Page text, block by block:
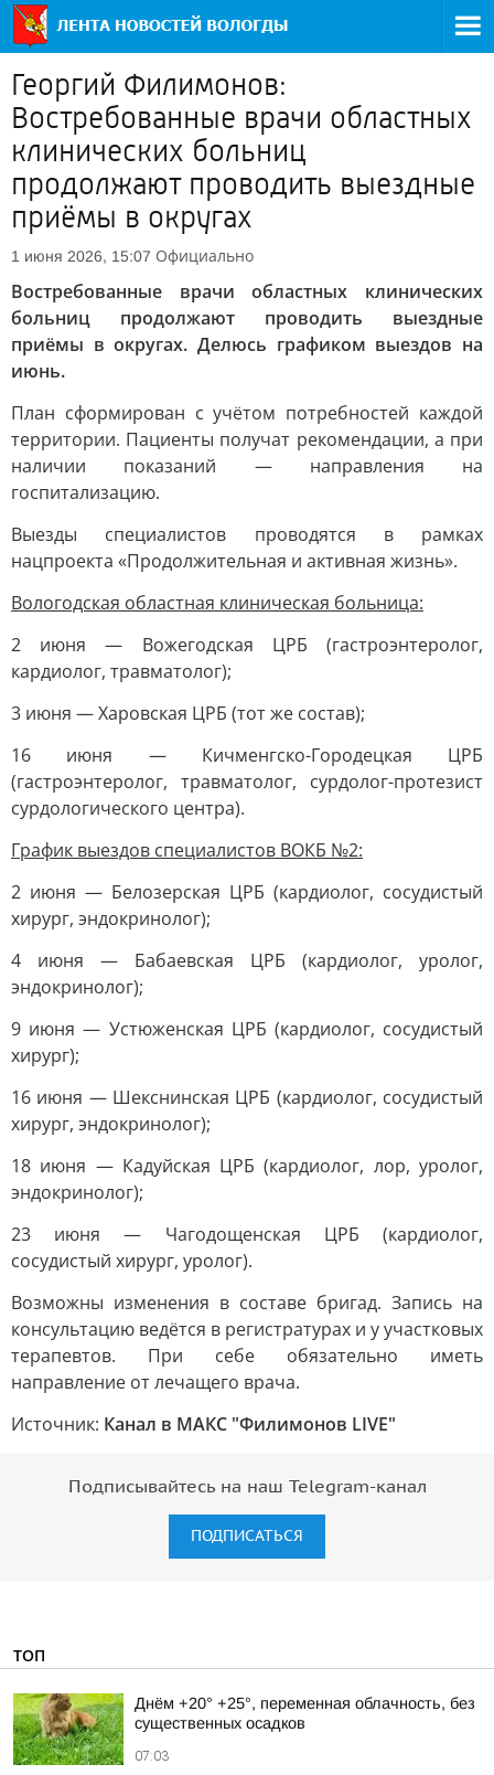
Георгий Филимонов:
Востребованные врачи областных
клинических больниц
продолжают проводить выездные
приёмы в округах
1 июня 2026, 15:07 Официально
Востребованные врачи областных клинических
больниц продолжают проводить выездные
приёмы в округах. Делюсь графиком выездов на
июнь.
План сформирован с учётом потребностей каждой
территории. Пациенты получат рекомендации, а при
наличии показаний — направления на
госпитализацию.
Выезды специалистов проводятся в рамках
нацпроекта «Продолжительная и активная жизнь».
Вологодская областная клиническая больница:
2 июня — Вожегодская ЦРБ (гастроэнтеролог,
кардиолог, травматолог);
3 июня — Харовская ЦРБ (тот же состав);
16 июня — Кичменгско-Городецкая ЦРБ
(гастроэнтеролог, травматолог, сурдолог-протезист
сурдологического центра).
График выездов специалистов ВОКБ №2:
2 июня — Белозерская ЦРБ (кардиолог, сосудистый
хирург, эндокринолог);
4 июня — Бабаевская ЦРБ (кардиолог, уролог,
эндокринолог);
9 июня — Устюженская ЦРБ (кардиолог, сосудистый
хирург);
16 июня — Шекснинская ЦРБ (кардиолог, сосудистый
хирург, эндокринолог);
18 июня — Кадуйская ЦРБ (кардиолог, лор, уролог,
эндокринолог);
23 июня — Чагодощенская ЦРБ (кардиолог,
сосудистый хирург, уролог).
Возможны изменения в составе бригад. Запись на
консультацию ведётся в регистратурах и у участковых
терапевтов. При себе обязательно иметь
направление от лечащего врача.
Источник: Канал в МАКС "Филимонов LIVE"
Подписывайтесь на наш Telegram-канал
ПОДПИСАТЬСЯ
ТОП
Днём +20° +25°, переменная облачность, без
существенных осадков
07:03